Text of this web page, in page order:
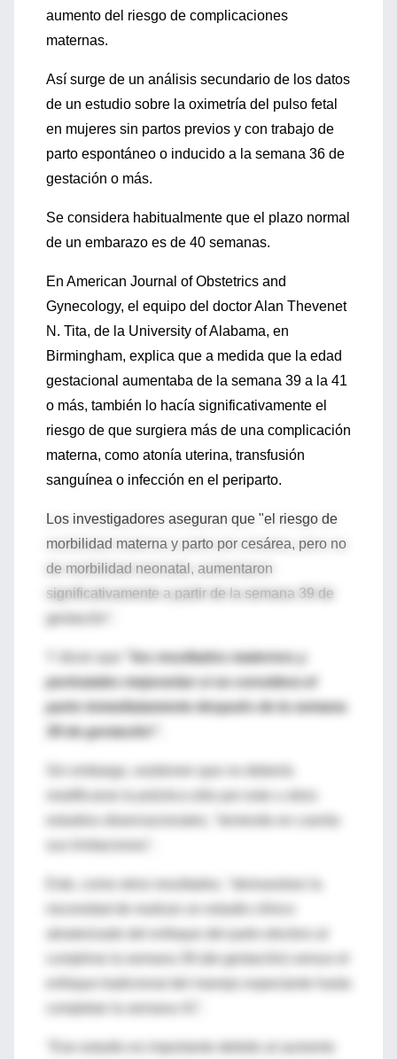
aumento del riesgo de complicaciones
maternas.
Así surge de un análisis secundario de los datos
de un estudio sobre la oximetría del pulso fetal
en mujeres sin partos previos y con trabajo de
parto espontáneo o inducido a la semana 36 de
gestación o más.
Se considera habitualmente que el plazo normal
de un embarazo es de 40 semanas.
En American Journal of Obstetrics and
Gynecology, el equipo del doctor Alan Thevenet
N. Tita, de la University of Alabama, en
Birmingham, explica que a medida que la edad
gestacional aumentaba de la semana 39 a la 41
o más, también lo hacía significativamente el
riesgo de que surgiera más de una complicación
materna, como atonía uterina, transfusión
sanguínea o infección en el periparto.
Los investigadores aseguran que "el riesgo de
morbilidad materna y parto por cesárea, pero no
de morbilidad neonatal, aumentaron
significativamente a partir de la semana 39 de
gestación".
"los resultados maternos y
perinatales mejorarían si se considera el
parto inmediatamente después de la semana
39 de gestación".
Sin embargo, sostienen que no debería
aleatorizado del enfoque del parto electivo al
cumplirse la semana 39 (de gestación) versus el
enfoque tradicional del manejo expectante hasta
"Ese estudio es importante debido al aumento